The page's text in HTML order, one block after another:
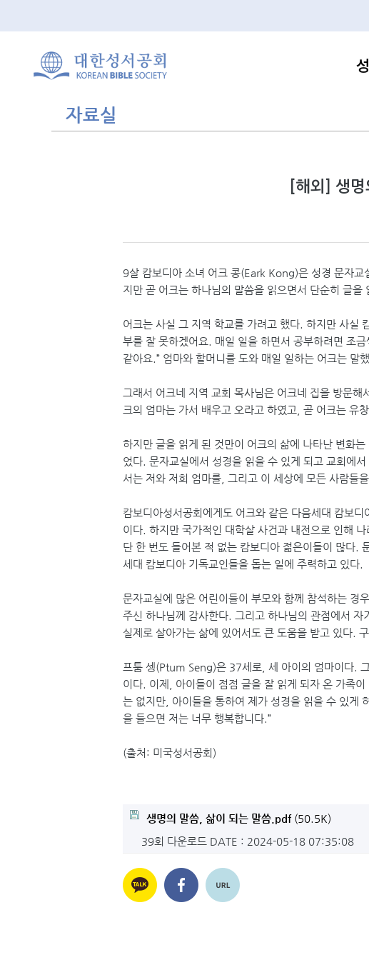
자료실
[해외] 생
9살 캄보디아 소녀 어크 콩(Eark Kong)은 성경 문자
지만 곧 어크는 하나님의 말씀을 읽으면서 단순히 글
어크는 사실 그 지역 학교를 가려고 했다. 하지만 사실
부를 잘 못하겠어요. 매일 일을 하면서 공부하려면 조
같아요.” 엄마와 할머니를 도와 매일 일하는 어크는 말
그래서 어크네 지역 교회 목사님은 어크네 집을 방문
크의 엄마는 가서 배우고 오라고 하였고, 곧 어크는 유
하지만 글을 읽게 된 것만이 어크의 삶에 나타난 변화
었다. 문자교실에서 성경을 읽을 수 있게 되고 교회에
서는 저와 저희 엄마를, 그리고 이 세상에 모든 사람들
캄보디아성서공회에게도 어크와 같은 다음세대 캄보
이다. 하지만 국가적인 대학살 사건과 내전으로 인해
단 한 번도 들어본 적 없는 캄보디아 젊은이들이 많다.
세대 캄보디아 기독교인들을 돕는 일에 주력하고 있다.
문자교실에 많은 어린이들이 부모와 함께 참석하는 경
주신 하나님께 감사한다. 그리고 하나님의 관점에서
실제로 살아가는 삶에 있어서도 큰 도움을 받고 있다.
프툼 셍(Ptum Seng)은 37세로, 세 아이의 엄마이다.
이다. 이제, 아이들이 점점 글을 잘 읽게 되자 온 가족
는 없지만, 아이들을 통하여 제가 성경을 읽을 수 있게
을 들으면 저는 너무 행복합니다.”
(출처: 미국성서공회)
생명의 말씀, 삶이 되는 말씀.pdf(50.5K)
39회 다운로드 DATE : 2024-05-18 07:35:08